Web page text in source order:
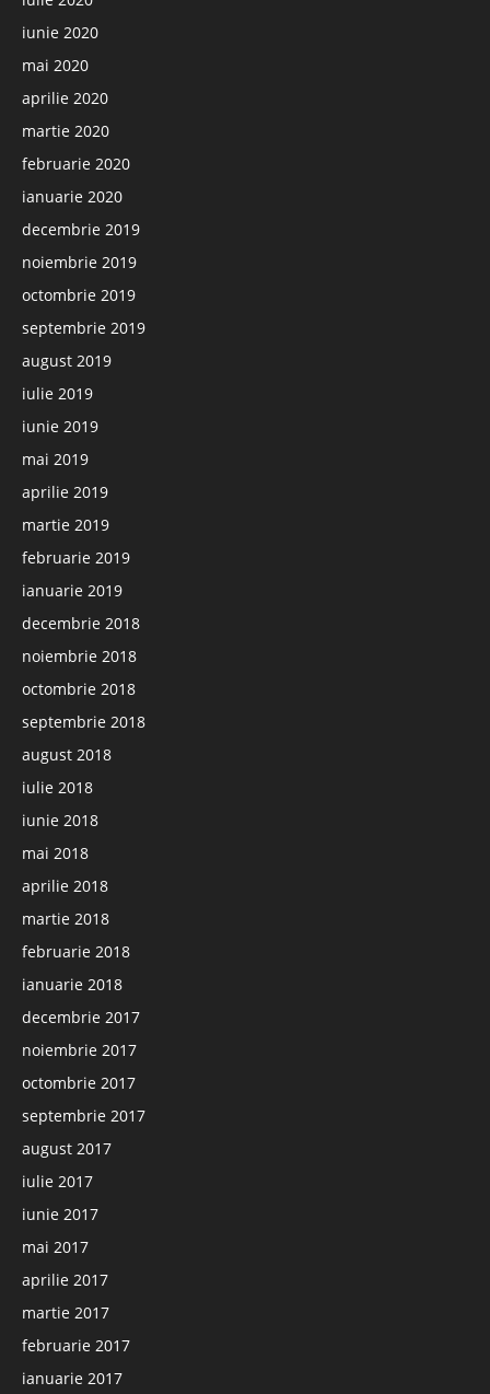
iunie 2020
mai 2020
aprilie 2020
martie 2020
februarie 2020
ianuarie 2020
decembrie 2019
noiembrie 2019
octombrie 2019
septembrie 2019
august 2019
iulie 2019
iunie 2019
mai 2019
aprilie 2019
martie 2019
februarie 2019
ianuarie 2019
decembrie 2018
noiembrie 2018
octombrie 2018
septembrie 2018
august 2018
iulie 2018
iunie 2018
mai 2018
aprilie 2018
martie 2018
februarie 2018
ianuarie 2018
decembrie 2017
noiembrie 2017
octombrie 2017
septembrie 2017
august 2017
iulie 2017
iunie 2017
mai 2017
aprilie 2017
martie 2017
februarie 2017
ianuarie 2017